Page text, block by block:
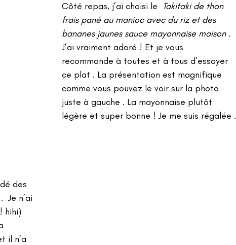
Côté repas, j’ai choisi le
Takitaki de thon
frais pané au manioc avec du riz et des
bananes jaunes sauce mayonnaise maison .
J’ai vraiment adoré ! Et je vous
recommande à toutes et à tous d’essayer
ce plat . La présentation est magnifique
comme vous pouvez le voir sur la photo
juste à gauche . La mayonnaise plutôt
légère et super bonne ! Je me suis régalée .
des
Je n’ai
hihi)
il n’a